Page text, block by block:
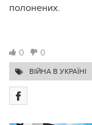
полонених.
0 0
ВІЙНА В УКРАЇНІ